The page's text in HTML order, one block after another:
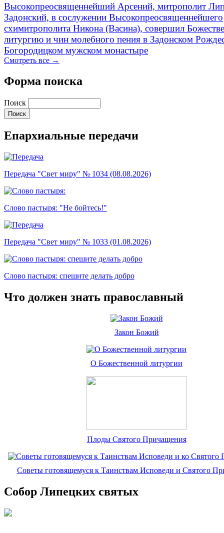
Высокопреосвященнейший Арсений, митрополит
Задонский, в сослужении Высокопреосвященнейшего
схимитрополита Никона (Васина), совершил
литургию и чин молебного пения в Задонском
Богородицком мужском монастыре
Смотреть все →
Форма поиска
Поиск
Епархиальные передачи
Передача "Свет миру" № 1034 (08.08.2026)
Слово пастыря: "Не бойтесь!"
Передача "Свет миру" № 1033 (01.08.2026)
Слово пастыря: спешите делать добро
Что должен знать православный
Закон Божий
О Божественной литургии
Плоды Святого Причащения
Советы готовящемуся к Таинствам Исповеди и Святого
Собор Липецких святых